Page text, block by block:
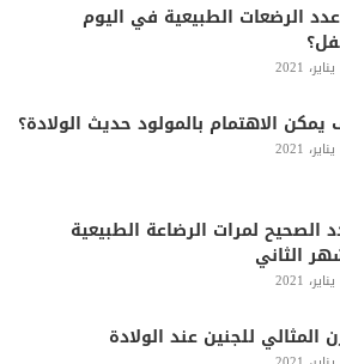
الرضعات الطبيعية في اليوم
الاهتمام بالمولود حديث الولادة؟
الصحيح لمرات الرضاعة الطبيعية
الثاني
المثالي للجنين عند الولادة